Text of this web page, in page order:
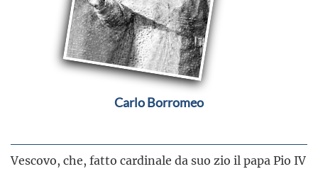
Carlo Borromeo
Vescovo, che, fatto cardinale da suo zio il papa Pio IV